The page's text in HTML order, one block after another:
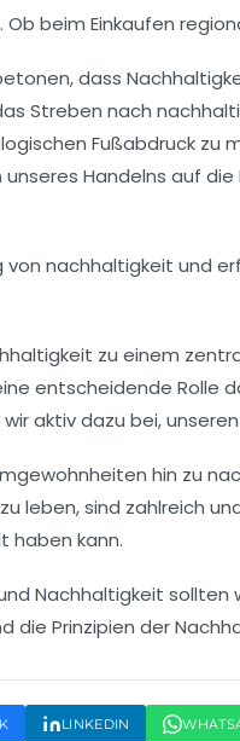
beim Einkaufen
dass
Streben nach
Fußabdruck zu
unseres Handelns auf
zu einem
entscheidende Rolle
aktiv dazu bei,
hin zu
zu leben, sind zahlreich
haben kann.
Nachhaltigkeit sollten
die Prinzipien der
LINKEDIN